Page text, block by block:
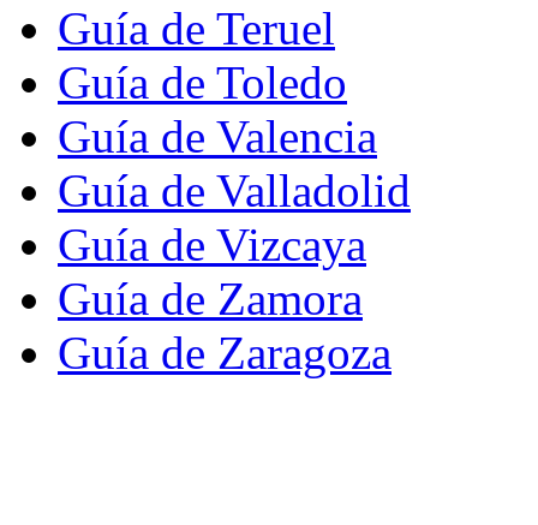
Guía de Teruel
Guía de Toledo
Guía de Valencia
Guía de Valladolid
Guía de Vizcaya
Guía de Zamora
Guía de Zaragoza